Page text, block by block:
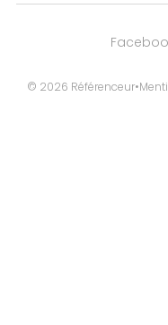
© 2026 Référenceur•